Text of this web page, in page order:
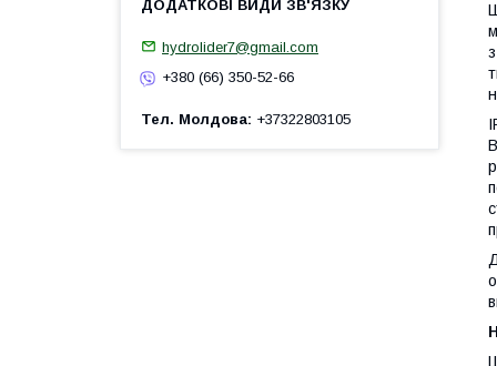
hydrolider7@gmail.com
+380 (66) 350-52-66
Тел. Молдова +37322803105